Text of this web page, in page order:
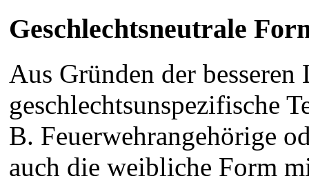
Geschlechtsneutrale
Aus Gründen der
geschlechtsunspezifische
B. Feuerwehrangehörige
auch die weibliche Form